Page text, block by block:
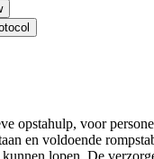
opstahulp, voor
en voldoende
lopen. De